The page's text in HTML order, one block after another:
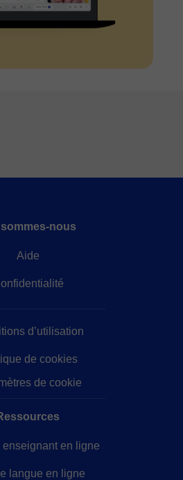
nous
Aide
d’utilisation
de cookies
de cookie
enseignant en ligne
langue en ligne